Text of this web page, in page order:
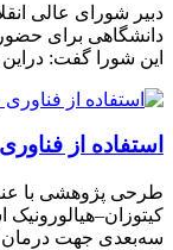
دبیر شورای عالی
دانشگاهی برای
این شورا گفت:
استفاده از
طرحی پژوهشی با
سه‌بعدی جهت درمان